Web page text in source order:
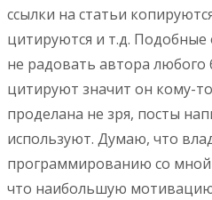
ссылки на статьи
цитируются и т.д. Подобные
не радовать автора любого
цитируют значит он кому-
проделана не зря, посты
используют. Думаю, что
программированию со мной
что наибольшую